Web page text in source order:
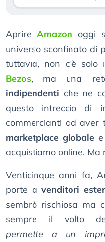
Aprire Amazon oggi
universo sconfinato di
tuttavia, non c’è solo
Bezos, ma una
indipendenti che ne
questo intreccio di
commercianti ad aver
marketplace globale
acquistiamo online. Ma
Venticinque anni fa,
porte avenditori
sembrò rischiosa ma
sempre il volto
permette a un